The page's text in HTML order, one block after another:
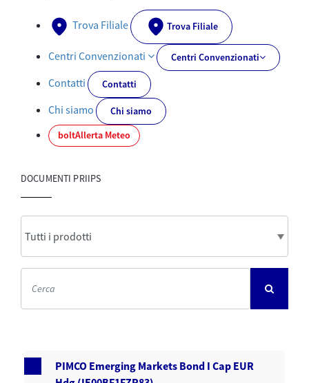
Trova Filiale Trova Filiale
Centri Convenzionati Centri Convenzionati
Contatti Contatti
Chi siamo
Chi siamo
boltAllerta Meteo
DOCUMENTI PRIIPS
PIMCO Emerging Markets Bond I Cap EUR